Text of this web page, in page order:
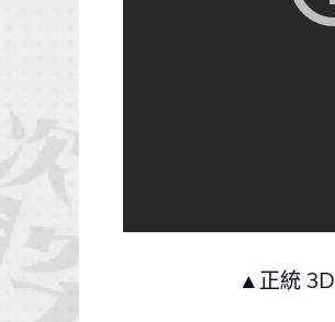
▲正統 3D